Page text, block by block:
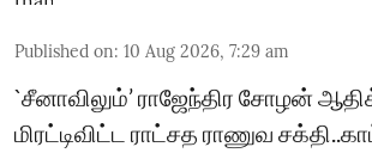
Published on: 10 Aug 2026, 7:29 am
`சீனாவிலும்’ ராஜேந்திர சோழன்
மிரட்டிவிட்ட ராட்சத ராணுவ